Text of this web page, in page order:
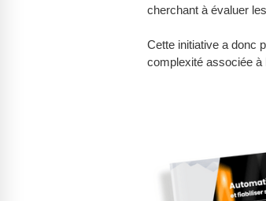
cherchant à évaluer
Cette initiative a donc
complexité associée à